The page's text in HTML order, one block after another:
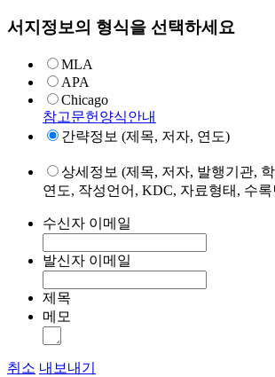
서지정보의 형식을 선택하세요
MLA
APA
Chicago
참고문헌양식안내
간략정보 (제목, 저자, 연도)
상세정보 (제목, 저자, 발행기관,
연도, 작성언어, KDC, 자료형태, 수
수신자 이메일
발신자 이메일
제목
메모
취소 내보내기